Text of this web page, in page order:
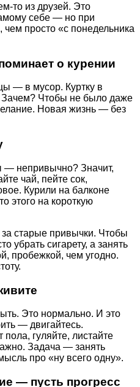
то из друзей. Это
себе — но при
чем просто «с понедельника
о курении
— в мусор. Куртку в
Зачем? Чтобы не было даже
Новая жизнь — без
— непривычно? Значит,
чай, пейте сок,
Курили на балконе
этого на короткую
старые привычки. Чтобы
убрать сигарету, а занять
пробежкой, чем угодно.
Это нормально. И это
— двигайтесь.
гуляйте, листайте
Задача — занять
про «ну всего одну».
— пусть прогресс